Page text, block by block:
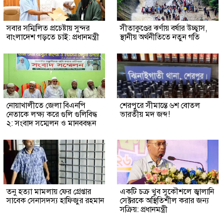
সবার সম্মিলিত প্রচেষ্টায় সুন্দর
বাংলাদেশ গড়তে চাই: প্রধানমন্ত্রী
সীতাকুণ্ডের ঝর্ণায় বর্ষার উচ্ছ্বাস,
স্থানীয় অর্থনীতিতে নতুন গতি
নোয়াখালীতে জেলা বিএনপি
নেতাকে লক্ষ্য করে গুলি গুলিবিদ্ধ
২: সংবাদ সম্মেলন ও মানববন্ধন
শেরপুরে সীমান্তে ৬শ বোতল
ভারতীয় মদ জব্দ!
তনু হত্যা মামলায় ফের গ্রেপ্তার
সাবেক সেনাসদস্য হাফিজুর রহমান
একটি চক্র খুব সুকৌশলে জ্বালানি
সেক্টরকে অস্থিতিশীল করার জন্য
সক্রিয়: প্রধানমন্ত্রী